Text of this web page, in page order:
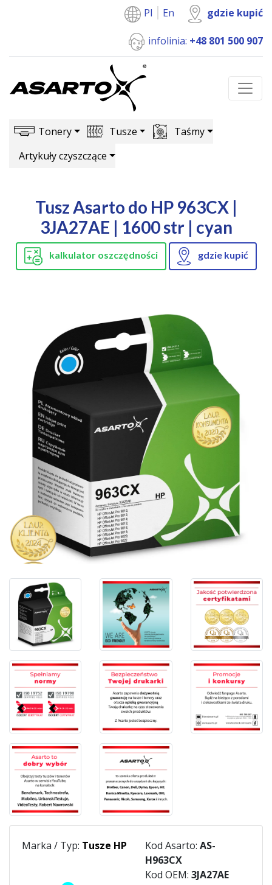
Pl En gdzie kupić
infolinia: +48 801 500 907
Tonery Tusze
Taśmy
Artykuły czyszczące
Tusz Asarto do HP 963CX |
3JA27AE | 1600 str | cyan
kalkulator oszczędności gdzie kupić
Marka / Typ: Tusze HP Kod Asarto: AS-
H963CX
Kod OEM: 3JA27AE